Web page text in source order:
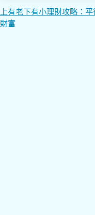
文
章
上有老下有小理財攻略：
財富